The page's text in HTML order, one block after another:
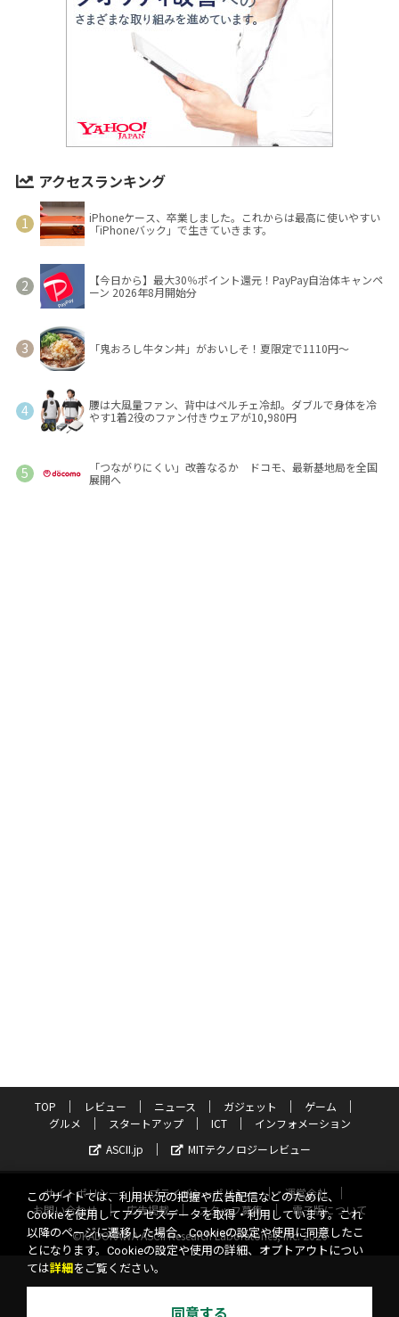
アクセスランキング
iPhoneケース、卒業しました。これからは最高に使いやすい
「iPhoneバック」で生きていきます。
【今日から】最大30％ポイント還元！PayPay自治体キャンペ
ーン 2026年8月開始分
「鬼おろし牛タン丼」がおいしそ！夏限定で1110円～
腰は大風量ファン、背中はペルチェ冷却。ダブルで身体を冷
やす1着2役のファン付きウェアが10,980円
「つながりにくい」改善なるか ドコモ、最新基地局を全国
展開へ
TOP レビュー ニュース ガジェット
ゲーム
グルメ
スタートアップ ICT
インフォメーション
ASCII.jp
MITテクノロジーレビュー
サイトポリシー プライバシーポリシー
運営会社
お問い合わせ
広告掲載 スタッフ募集
電子版について
©KADOKAWA ASCII Research Laboratories, Inc. 2026
このサイトでは、利用状況の把握や広告配信などのために、
Cookieを使用してアクセスデータを取得・利用しています。これ
以降のページに遷移した場合、Cookieの設定や使用に同意したこ
とになります。Cookieの設定や使用の詳細、オプトアウトについ
ては詳細 をご覧ください。